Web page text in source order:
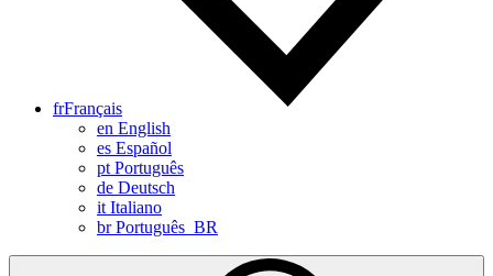
frFrançais
en English
es Español
pt Português
de Deutsch
it Italiano
brPortuguês_BR